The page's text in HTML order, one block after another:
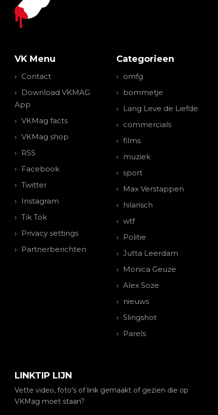
VK Menu
Contact
Download VKMAG
App
VKMag facts
VKMag shop
RSS
Facebook
Twitter
Instagram
Tik Tok
Privacy settings
Partnerberichten
Categorieen
omfg
bommetje
Lang Leve de Liefde
commercials
films
muziek
sport
Max Verstappen
hilarisch
wtf
Politie
Jutta Leerdam
Monica Geuze
Alex Soze
nieuws
Slingshot
Parels
LINKTIP LIJN
Vette video, foto's of link gemaakt of gezien die op
VKMag moet staan?